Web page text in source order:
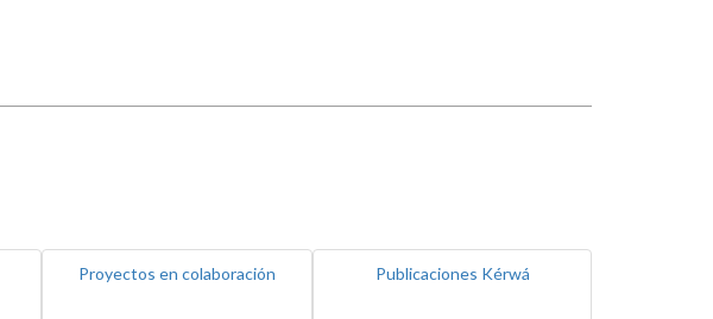
Proyectos en colaboración Publicaciones Kérwá